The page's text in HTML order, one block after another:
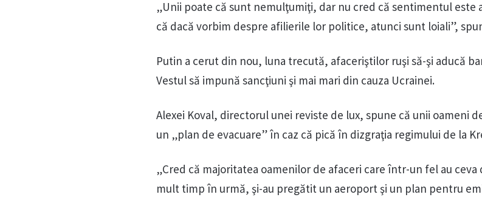
„Unii poate că sunt nemulţumiţi, dar nu cred că sentimentul este
că dacă vorbim despre afilierile lor politice, atunci sunt loiali”,
Putin a cerut din nou, luna trecută, afaceriştilor ruşi să-şi aducă
Vestul să impună sancţiuni şi mai mari din cauza Ucrainei.
Alexei Koval, directorul unei reviste de lux, spune că unii oameni
un „plan de evacuare” în caz că pică în dizgraţia regimului de la
„Cred că majoritatea oamenilor de afaceri care într-un fel au ceva
mult timp în urmă, şi-au pregătit un aeroport şi un plan pentru